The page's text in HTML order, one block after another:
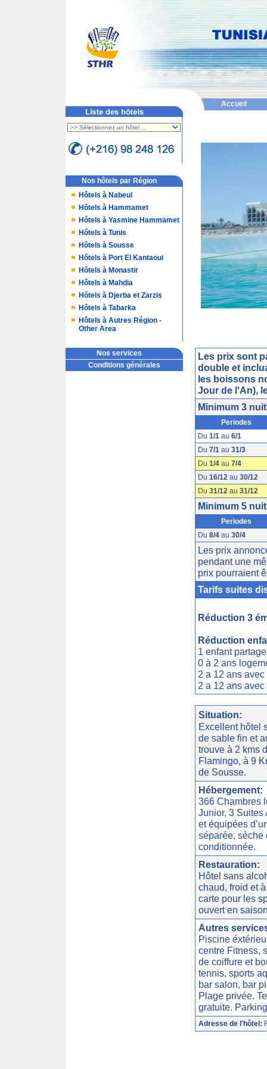
Accueil
Nos hôtels par Région
Hôtels à Nabeul
Hôtels à Hammamet
Hôtels à Yasmine Hammamet
Hôtels à Tunis
Hôtels à Sousse
Hôtels à Port El Kantaoui
Hôtels à Monastir
Hôtels à Mahdia
Hôtels à Djerba et Zarzis
Hôtels à Tabarka
Hôtels à Autres Région -
Other Area
Nos services
Conditions générales
Les prix sont
double et
les boissons
Jour de l'An),
Minimum 3
Periodes
Du 1/1 au 6/1
Du 7/1 au 31/3
Du 1/4 au 7/4
Du 16/12 au 30/12
Du 31/12 au 31/12
Minimum 5
Periodes
Du 8/4 au 30/4
Les prix
pendant une
prix pourraient
Tarifs suites
Réduction 3
Réduction
1 enfant
0 à 2 ans
2 a 12 ans
2 a 12 ans
Situation:
Excellent hôtel
de sable fin et
trouve à 2 kms
Flamingo, à 9
de Sousse.
Hébergement:
366 Chambres
Junior, 3 Suites
et équipées
séparée, sèche
conditionnée.
Restauration:
Hôtel sans
chaud, froid et
carte pour les
ouvert en
Autres
Piscine
centre Fitness,
de coiffure et
tennis, sports
bar salon, bar
Plage privée.
gratuite.
Adresse de l'hôtel: